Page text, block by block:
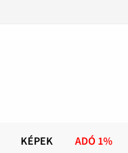
KÉPEK ADÓ 1%